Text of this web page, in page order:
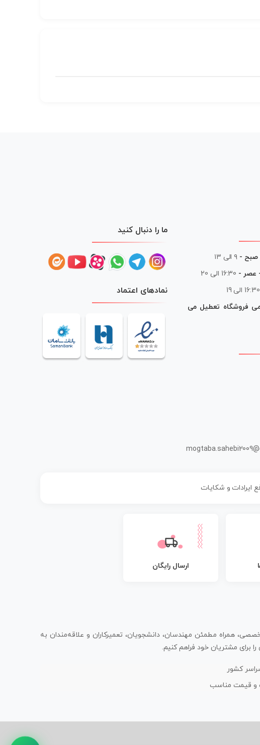
صبح - ۹ الی ۱۳
- عصر - 16:30 الی 20
16:30 الی 19
فروشگاه تعطیل می
ما را دنبال کنید
نمادهای اعتماد
ایرادات و شکایات
ارسال رایگان
همراه مطمئن مهندسان، دانشجویان، تعمیرکاران و علاقه‌مندان به
مشتریان خود فراهم کنیم.
کشور
و قیمت مناسب